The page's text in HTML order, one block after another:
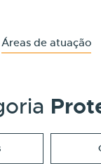
Áreas de atuação